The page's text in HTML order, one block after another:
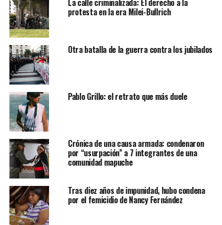
La calle criminalizada: El derecho a la
protesta en la era Milei-Bullrich
Otra batalla de la guerra contra los jubilados
Pablo Grillo: el retrato que más duele
Crónica de una causa armada: condenaron
por “usurpación” a 7 integrantes de una
comunidad mapuche
Tras diez años de impunidad, hubo condena
por el femicidio de Nancy Fernández